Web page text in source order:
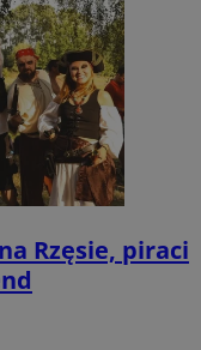
Rzęsie, piraci